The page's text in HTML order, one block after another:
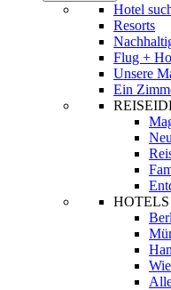
Hotel
Resorts
Flug +
Unsere
Ein